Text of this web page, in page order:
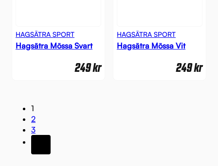
HAGSÄTRA SPORT
Hagsätra Mössa Svart
249kr
HAGSÄTRA SPORT
Hagsätra Mössa Vit
249kr
1
2
3